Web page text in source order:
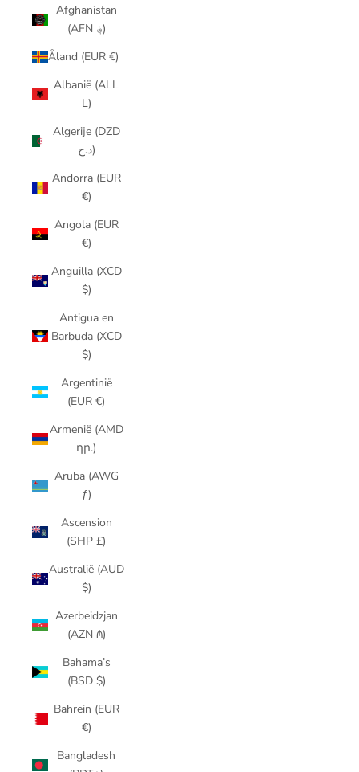
Afghanistan
(AFN ؋)
Åland (EUR €)
Albanië (ALL
L)
Algerije (DZD
د.ج)
Andorra (EUR
€)
Angola (EUR
€)
Anguilla (XCD
$)
Antigua en
Barbuda (XCD
$)
Argentinië
(EUR €)
Armenië (AMD
դր.)
Aruba (AWG
ƒ)
Ascension
(SHP £)
Australië (AUD
$)
Azerbeidzjan
(AZN ₼)
Bahama’s
(BSD $)
Bahrein (EUR
€)
Bangladesh